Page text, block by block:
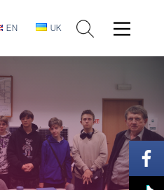
EN UK